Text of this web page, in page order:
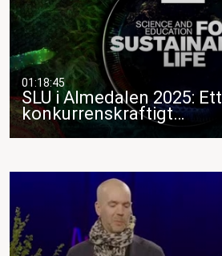
01:18:45
SLU i Almedalen 2025: Ett
konkurrenskraftigt…